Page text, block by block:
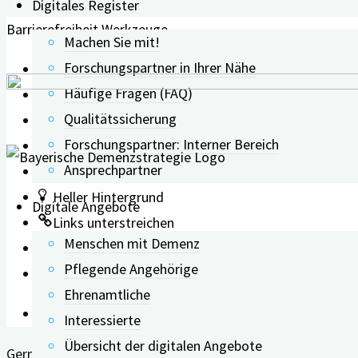
Digitales Register
Machen Sie mit!
Forschungspartner in Ihrer Nähe
Häufige Fragen (FAQ)
Qualitätssicherung
Forschungspartner: Interner Bereich
Ansprechpartner
Digitale Angebote
Menschen mit Demenz
Pflegende Angehörige
Ehrenamtliche
Interessierte
Übersicht der digitalen Angebote
Barrierefreiheit Werkzeuge
Text vergrößern
Text verkleinern
Graustufen
Hoher Kontrast
Negativer Kontrast
Heller Hintergrund
Links unterstreichen
Lesbarkeit erhöhen
Zurücksetzen
Leichte Sprache
German